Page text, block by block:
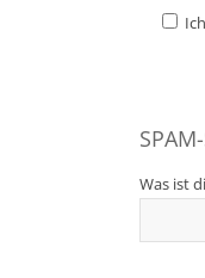
Was ist